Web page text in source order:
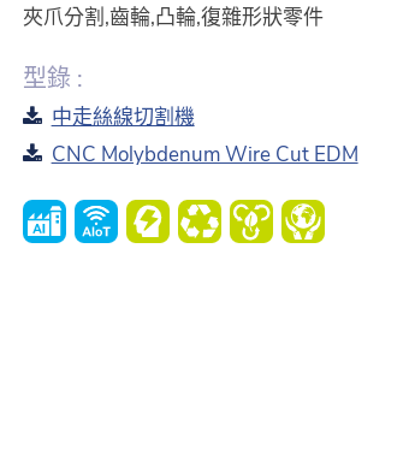
夾爪分割,齒輪,凸輪,復雜形狀零件
型錄 :
中走絲線切割機
CNC Molybdenum Wire Cut EDM